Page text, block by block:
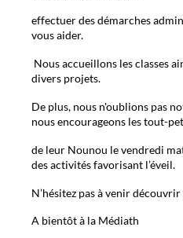
effectuer des démarches
vous aider.
Nous accueillons les classes
divers projets.
De plus, nous n'oublions pas
nous encourageons les tout-
de leur Nounou le vendredi
des activités favorisant l’éveil.
N’hésitez pas à venir
A bientôt à la Médiath